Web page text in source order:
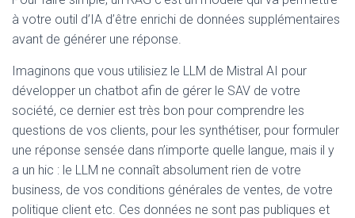
à votre outil d’IA d’être enrichi de données supplémentaires
avant de générer une réponse.
Imaginons que vous utilisiez le LLM de Mistral AI pour
développer un chatbot afin de gérer le SAV de votre
société, ce dernier est très bon pour comprendre les
questions de vos clients, pour les synthétiser, pour formuler
une réponse sensée dans n’importe quelle langue, mais il y
a un hic : le LLM ne connaît absolument rien de votre
business, de vos conditions générales de ventes, de votre
politique client etc. Ces données ne sont pas publiques et